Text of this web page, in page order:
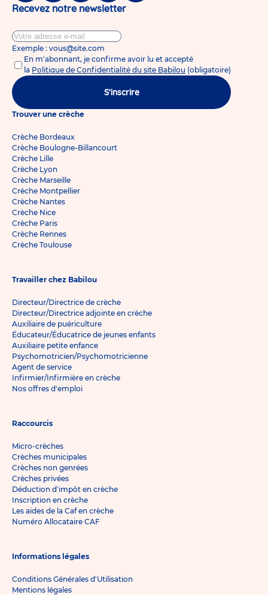
Recevez notre newsletter
Exemple : vous@site.com
En m'abonnant, je confirme avoir lu et accepté
la Politique de Confidentialité du site Babilou (obligatoire)
S'inscrire
Trouver une crèche
Crèche Bordeaux
Crèche Boulogne-Billancourt
Crèche Lille
Crèche Lyon
Crèche Marseille
Crèche Montpellier
Crèche Nantes
Crèche Nice
Crèche Paris
Crèche Rennes
Crèche Toulouse
Travailler chez Babilou
Directeur/Directrice de crèche
Directeur/Directrice adjointe en crèche
Auxiliaire de puériculture
Éducateur/Éducatrice de jeunes enfants
Auxiliaire petite enfance
Psychomotricien/Psychomotricienne
Agent de service
Infirmier/Infirmière en crèche
Nos offres d'emploi
Raccourcis
Micro-crèches
Crèches municipales
Crèches non genrées
Crèches privées
Déduction d'impôt en crèche
Inscription en crèche
Les aides de la Caf en crèche
Numéro Allocataire CAF
Informations légales
Conditions Générales d'Utilisation
Mentions légales